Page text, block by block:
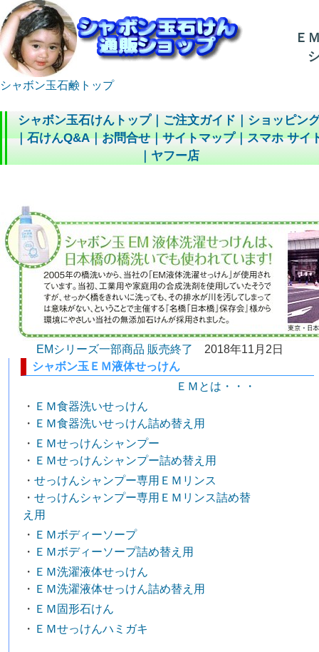
シャボン玉石鹸トップ
Ｅ
シ
シャボン玉石けんトップ｜ご注文ガイド｜ショッピン
｜石けんQ&A｜お問合せ｜サイトマップ｜スマホ サイ
｜ヤフー店
EMシリーズ一部商品 販売終了 2018年11月2日
シャボン玉ＥＭ液体せっけん
ＥＭとは・・・
・ ＥＭ食器洗いせっけん
・ ＥＭ食器洗いせっけん詰め替え用
・ ＥＭせっけんシャンプー
・ ＥＭせっけんシャンプー詰め替え用
・せっけんシャンプー専用ＥＭリンス
・せっけんシャンプー専用ＥＭリンス詰め替
え用
・ ＥＭボディーソープ
・ ＥＭボディーソープ詰め替え用
・ ＥＭ洗濯液体せっけん
・ ＥＭ洗濯液体せっけん詰め替え用
・ ＥＭ固形石けん
・ ＥＭせっけんハミガキ